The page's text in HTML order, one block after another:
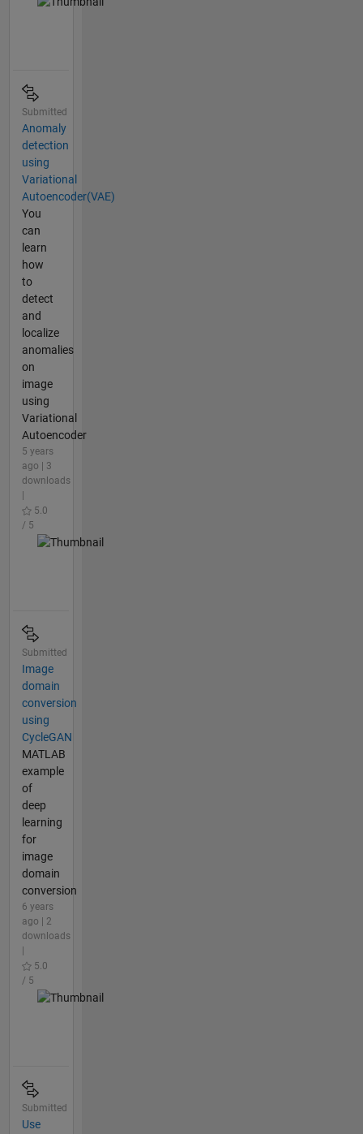
Submitted
Anomaly
detection
using
Variational
Autoencoder(VAE)
You
can
learn
how
to
detect
and
localize
anomalies
on
image
using
Variational
Autoencoder
5 years
ago | 3
downloads
5.0
/ 5
Submitted
Image
domain
conversion
using
CycleGAN
MATLAB
example
of
deep
learning
for
image
domain
conversion
6 years
ago | 2
downloads
5.0
/ 5
Submitted
Use